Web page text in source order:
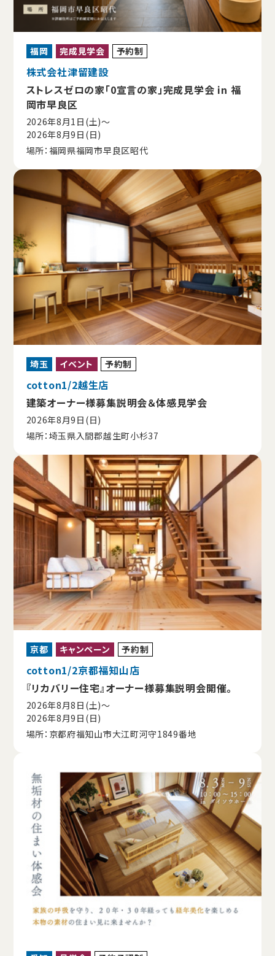
福岡 完成見学会 予約制
株式会社津留建設
ストレスゼロの家「0宣言の家」完成見学会 in 福
岡市早良区
2026年8月1日(土)〜
2026年8月9日(日)
場所：福岡県福岡市早良区昭代
埼玉 イベント 予約制
cotton1/2越生店
建築オーナー様募集説明会＆体感見学会
2026年8月9日(日)
場所：埼玉県入間郡越生町小杉37
京都 キャンペーン 予約制
cotton1/2京都福知山店
『リカバリー住宅』オーナー様募集説明会開催。
2026年8月8日(土)〜
2026年8月9日(日)
場所：京都府福知山市大江町河守1849番地